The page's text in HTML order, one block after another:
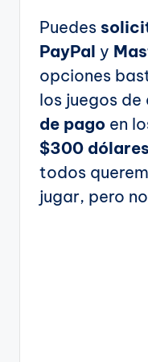
Puedes
PayPal y
opciones
los juegos
de pago en
$300 dólares
todos
jugar, pero